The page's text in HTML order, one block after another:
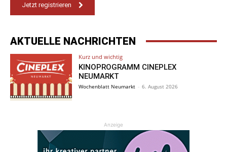
Jetzt registrieren
AKTUELLE NACHRICHTEN
Kurz und wichtig
KINOPROGRAMM CINEPLEX
NEUMARKT
Wochenblatt Neumarkt - 6. August 2026
Anzeige